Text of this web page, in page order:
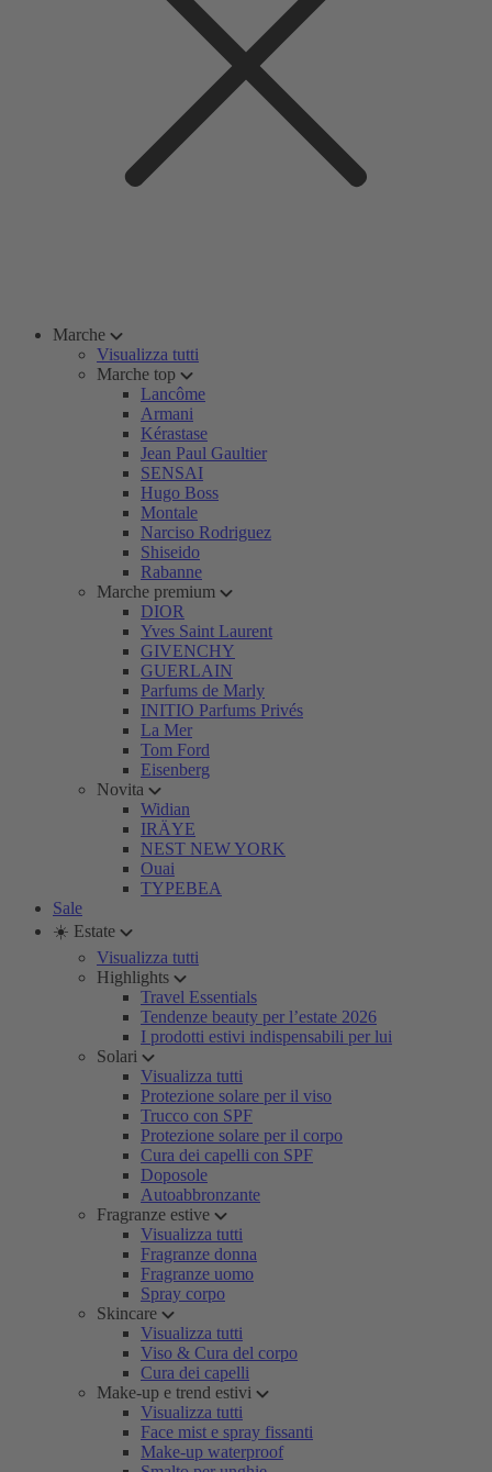
Marche
Visualizza tutti
Marche top
Lancôme
Armani
Kérastase
Jean Paul Gaultier
SENSAI
Hugo Boss
Montale
Narciso Rodriguez
Shiseido
Rabanne
Marche premium
DIOR
Yves Saint Laurent
GIVENCHY
GUERLAIN
Parfums de Marly
INITIO Parfums Privés
La Mer
Tom Ford
Eisenberg
Novita
Widian
IRÄYE
NEST NEW YORK
Ouai
TYPEBEA
Sale
☀️ Estate
Visualizza tutti
Highlights
Travel Essentials
Tendenze beauty per l’estate 2026
I prodotti estivi indispensabili per lui
Solari
Visualizza tutti
Protezione solare per il viso
Trucco con SPF
Protezione solare per il corpo
Cura dei capelli con SPF
Doposole
Autoabbronzante
Fragranze estive
Visualizza tutti
Fragranze donna
Fragranze uomo
Spray corpo
Skincare
Visualizza tutti
Viso & Cura del corpo
Cura dei capelli
Make-up e trend estivi
Visualizza tutti
Face mist e spray fissanti
Make-up waterproof